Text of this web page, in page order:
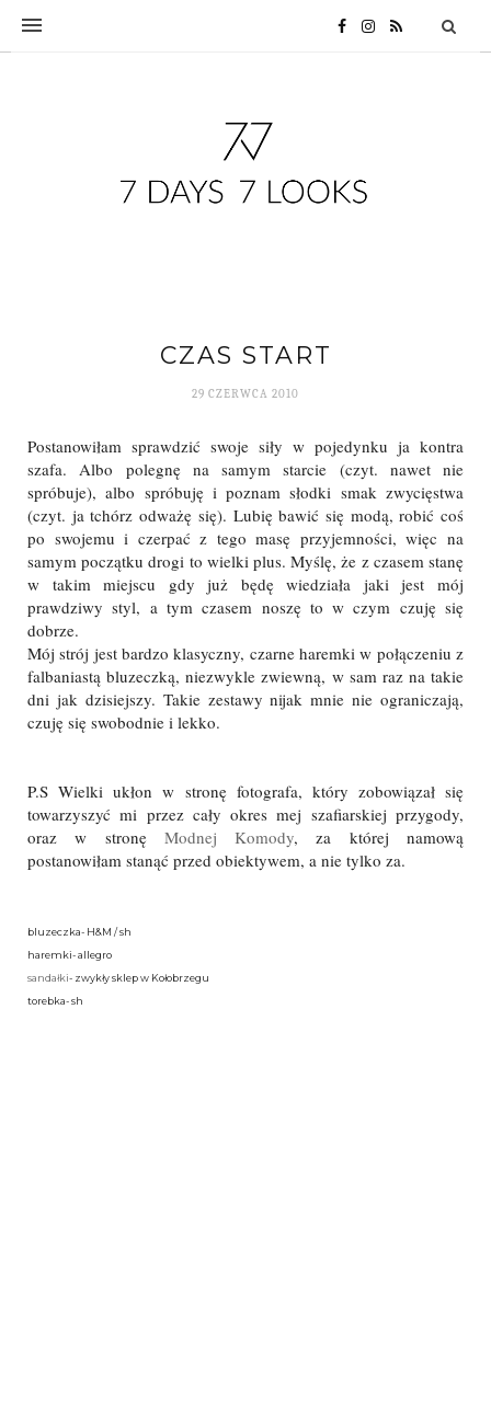
CZAS START
29 CZERWCA 2010
Postanowiłam sprawdzić swoje siły w pojedynku ja kontra
szafa. Albo polegnę na samym starcie (czyt. nawet nie
spróbuje), albo spróbuję i poznam słodki smak zwycięstwa
(czyt. ja tchórz odważę się). Lubię bawić się modą, robić coś
po swojemu i czerpać z tego masę przyjemności, więc na
samym początku drogi to wielki plus. Myślę, że z czasem stanę
w takim miejscu gdy już będę wiedziała jaki jest mój
prawdziwy styl, a tym czasem noszę to w czym czuję się
dobrze.
Mój strój jest bardzo klasyczny, czarne haremki w połączeniu z
falbaniastą bluzeczką, niezwykle zwiewną, w sam raz na takie
dni jak dzisiejszy. Takie zestawy nijak mnie nie ograniczają,
czuję się swobodnie i lekko.
P.S Wielki ukłon w stronę fotografa, który zobowiązał się
towarzyszyć mi przez cały okres mej szafiarskiej przygody,
oraz w stronę Modnej Komody, za której namową
postanowiłam stanąć przed obiektywem, a nie tylko za.
bluzeczka- H&M / sh
haremki- allegro
sandałki- zwykły sklep w Kołobrzegu
torebka- sh